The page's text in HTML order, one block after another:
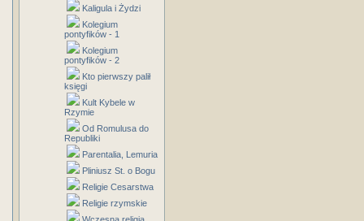
Kaligula i Żydzi
Kolegium
pontyfików - 1
Kolegium
pontyfików - 2
Kto pierwszy palił
księgi
Kult Kybele w
Rzymie
Od Romulusa do
Republiki
Parentalia, Lemuria
Pliniusz St. o Bogu
Religie Cesarstwa
Religie rzymskie